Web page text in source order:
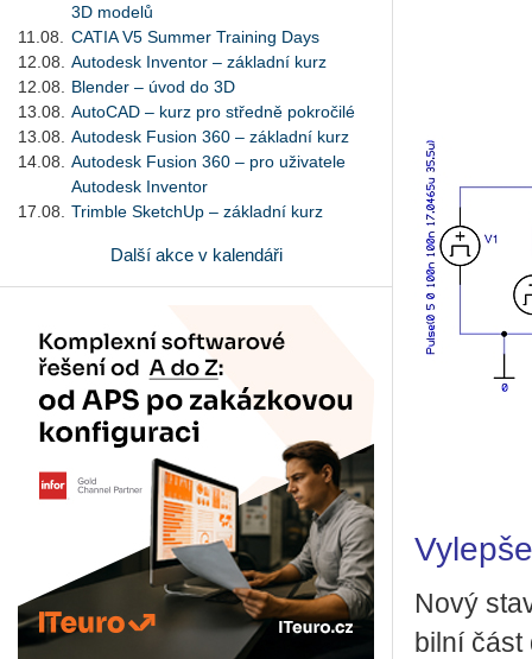
3D modelů
11.08.
CATIA V5 Summer Training Days
12.08.
Autodesk Inventor – základní kurz
12.08.
Blender – úvod do 3D
13.08.
AutoCAD – kurz pro středně pokročilé
13.08.
Autodesk Fusion 360 – základní kurz
14.08.
Autodesk Fusion 360 – pro uživatele
Autodesk Inventor
17.08.
Trimble SketchUp – základní kurz
Další akce v kalendáři
Nový
bil­ní